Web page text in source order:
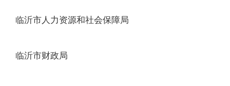
临沂市人力资源和社会保障局
临沂市财政局